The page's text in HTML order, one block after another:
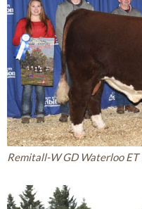
Remitall-W GD Waterloo